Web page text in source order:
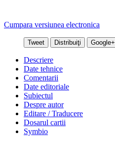
Cumpara versiunea electronica
Tweet Distribuiţi Google+
Descriere
Date tehnice
Comentarii
Date editoriale
Subiectul
Despre autor
Editare / Traducere
Dosarul cartii
Symbio